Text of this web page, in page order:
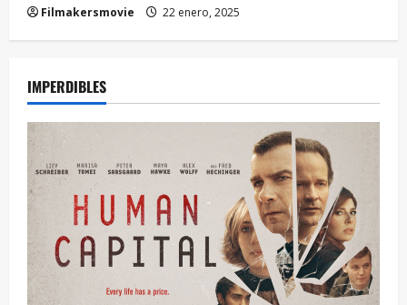
Filmakersmovie 22 enero, 2025
IMPERDIBLES